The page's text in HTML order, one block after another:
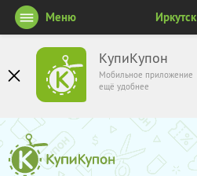
КупиКупон
Мобильное приложение
ещё удобнее
Меню Иркутск